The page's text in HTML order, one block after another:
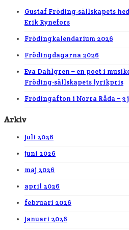
Gustaf Fröding-sällskapets
Erik Rynefors
Frödingkalendarium 2026
Frödingdagarna 2026
Eva Dahlgren – en poet i
Fröding-sällskapets lyrikpris
Frödingafton i Norra Råda – 3
Arkiv
juli 2026
juni 2026
maj 2026
april 2026
februari 2026
januari 2026